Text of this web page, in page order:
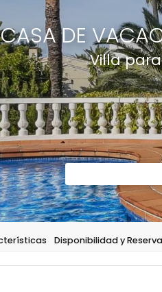
CASA DE
Villa
Disponibilidad y Reserva